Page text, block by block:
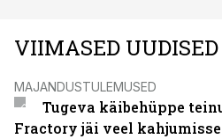
VIIMASED UUDISED
MAJANDUSTULEMUSED
Tugeva käibehüppe
Fractory jäi veel